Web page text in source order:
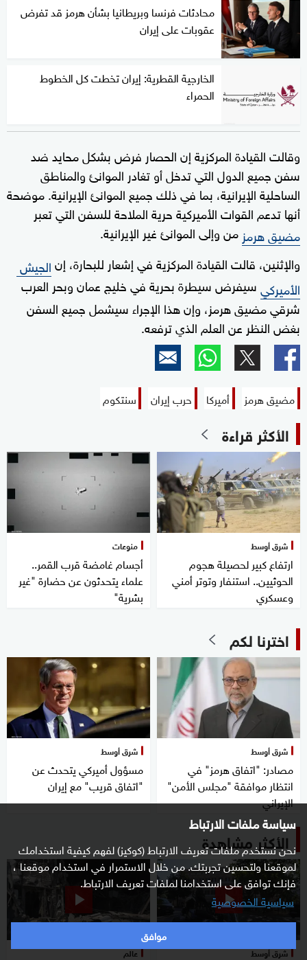
سياسة ملفات الارتباط
نحن نستخدم ملفات تعريف الارتباط (كوكيز) لفهم كيفية استخدامك
لموقعنا ولتحسين تجربتك. من خلال الاستمرار في استخدام موقعنا ،
فإنك توافق على استخدامنا لملفات تعريف الارتباط.
سياسية الخصوصية
موافق
محادثات فرنسا وبريطانيا بشأن هرمز قد تفرض
عقوبات على إيران
الخارجية القطرية: إيران تخطت كل الخطوط
الحمراء
وقالت القيادة المركزية إن الحصار فرض بشكل محايد ضد
سفن جميع الدول التي تدخل أو تغادر الموانئ والمناطق
الساحلية الإيرانية، بما في ذلك جميع الموانئ الإيرانية. موضحة
أنها تدعم القوات الأميركية حرية الملاحة للسفن التي تعبر
مضيق هرمز من وإلى الموانئ غير الإيرانية.
والإثنين، قالت القيادة ​المركزية في ⁠إشعار للبحارة، إنالجيش ​
الأميركيسيفرض سيطرة بحرية ‌في خليج عمان وبحر العرب
‌شرقي مضيق ‌هرمز، وإن هذا الإجراء سيشمل جميع السفن
بغض النظر ‌عن العلم الذي ‌ترفعه.
مضيق هرمز أميركا حرب إيران سنتكوم
الأكثر قراءة
شرق أوسط
ارتفاع كبير لحصيلة هجوم
الحوثيين.. استنفار وتوتر أمني
وعسكري
منوعات
أجسام غامضة قرب القمر..
علماء يتحدثون عن حضارة "غير
بشرية"
اخترنا لكم
شرق أوسط
مصادر: "اتفاق هرمز" في
انتظار موافقة "مجلس الأمن"
الإيراني
شرق أوسط
مسؤول أميركي يتحدث عن
"اتفاق قريب" مع إيران
الأكثر مشاهدة
شرق أوسط عالم